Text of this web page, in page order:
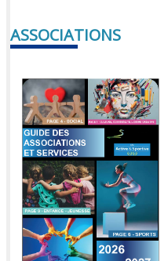
ASSOCIATIONS